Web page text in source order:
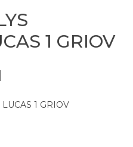
1 GRIOV
1 GRIOV